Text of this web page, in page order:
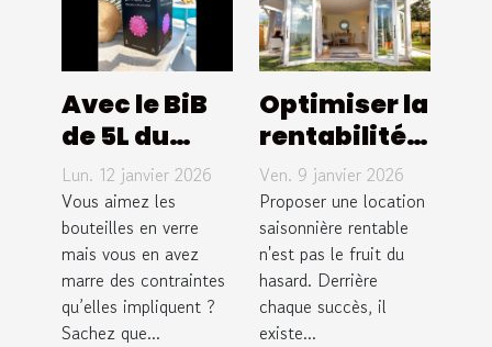
Avec le BiB
de 5L du
Domaine
Bagrau,
oubliez les
contraintes
de la
bouteille en
Lun. 12 janvier 2026
Vous aimez les
bouteilles en verre
mais vous en avez
marre des contraintes
qu’elles impliquent ?
Sachez que...
Optimiser la
rentabilité
de votre
location
saisonnière
: Stratégies
clés
Ven. 9 janvier 2026
Proposer une location
saisonnière rentable
n'est pas le fruit du
hasard. Derrière
chaque succès, il
existe...